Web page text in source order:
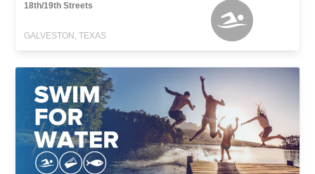
18th/19th Streets
GALVESTON, TEXAS